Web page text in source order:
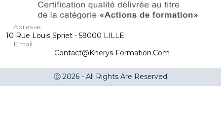
Adresse
10 Rue Louis Spriet - 59000 LILLE
Email
Contact@kherys-Formation.com
Ⓒ 2026 - All Rights Are Reserved